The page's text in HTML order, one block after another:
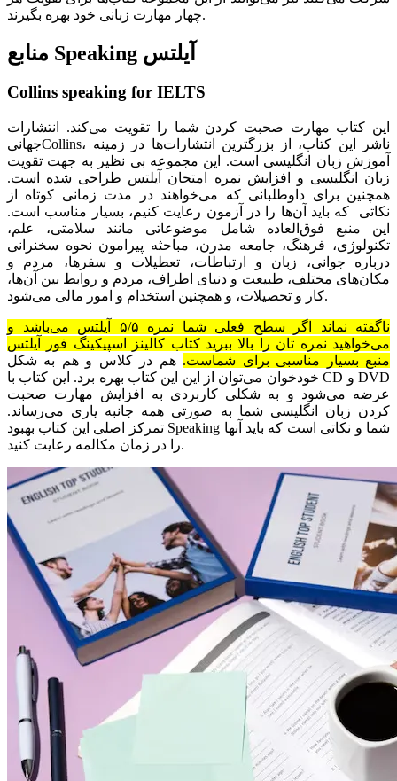
چهار مهارت زبانی خود بهره‌ بگیرند.
منابع Speaking آیلتس
Collins speaking for IELTS
این کتاب مهارت صحبت کردن شما را تقویت می‌کند. انتشارات
جهانیCollins، ناشر این کتاب، از بزرگترین انتشارات‌ها در زمینه
آموزش زبان انگلیسی است. این مجموعه‌ بی نظیر به جهت تقویت
زبان انگلیسی و افزایش نمره امتحان آیلتس طراحی شده است.
همچنین برای داوطلبانی که می‌خواهند در مدت زمانی کوتاه از
نکاتی که باید آن‌ها را در آزمون رعایت کنیم، بسیار مناسب است.
این منبع فوق‌العاده شامل موضوعاتی مانند سلامتی، علم،
تکنولوژی، فرهنگ، جامعه مدرن، مباحثه پیرامون نحوه سخنرانی
درباره جوانی، زبان و ارتباطات، تعطیلات و سفرها، مردم و
مکان‌های مختلف، طبیعت و دنیای اطراف، مردم و روابط بین آن‌ها،
کار و تحصیلات، و همچنین استخدام و امور مالی می‌شود.
ناگفته نماند اگر سطح فعلی شما نمره ۵/۵ آیلتس می‌باشد و
می‌خواهید نمره تان را بالا ببرید کتاب کالینز اسپیکینگ فور آیلتس
منبع بسیار مناسبی برای شماست. هم در کلاس و هم به شکل
خودخوان می‌توان از این این کتاب بهره برد. این کتاب با CD و DVD
عرضه می‌شود و به شکلی کاربردی به افزایش مهارت صحبت
کردن زبان انگلیسی شما به صورتی همه جانبه یاری می‌رساند.
تمرکز اصلی این کتاب بهبود Speaking شما و نکاتی است که باید آنها
را در زمان مکالمه رعایت کنید.